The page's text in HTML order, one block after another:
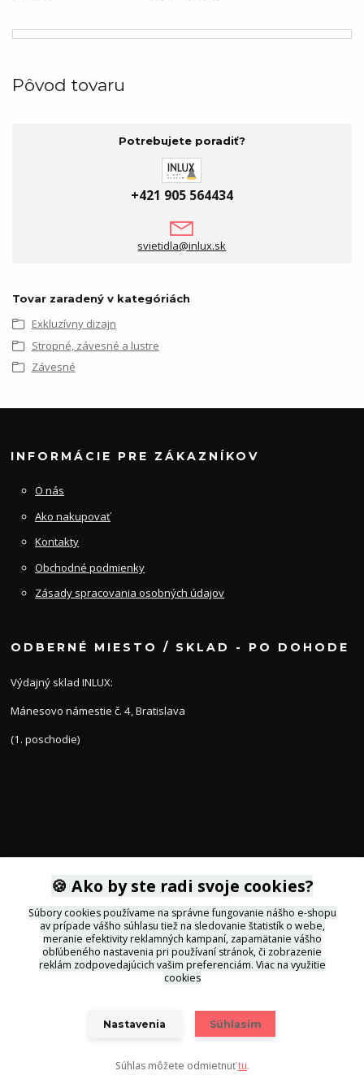
Pôvod tovaru
Potrebujete poradiť?
+421 905 564434
svietidla@inlux.sk
Tovar zaradený v kategóriách
Exkluzívny dizajn
Stropné, závesné a lustre
Závesné
INFORMÁCIE PRE ZÁKAZNÍKOV
O nás
Ako nakupovať
Kontakty
Obchodné podmienky
Zásady spracovania osobných údajov
ODBERNÉ MIESTO / SKLAD - PO DOHODE
Výdajný sklad INLUX:
Mánesovo námestie č. 4, Bratislava
(1. poschodie)
KONTAKTY
+421 905 564434
svietidla@inlux.sk
Vytvorené na Eshop-rychlo.sk
🍪 Ako by ste radi svoje cookies?
Súbory cookies používame na správne fungovanie nášho e-shopu
av prípade vášho súhlasu tiež na sledovanie štatistík o webe,
meranie efektivity reklamných kampaní, zapamätanie vášho
obľúbeného nastavenia pri používaní stránok, či zobrazenie
reklám zodpovedajúcich vašim preferenciám. Viac na využitie
cookies
Nastavenia Súhlasím
Súhlas môžete odmietnuťtu.